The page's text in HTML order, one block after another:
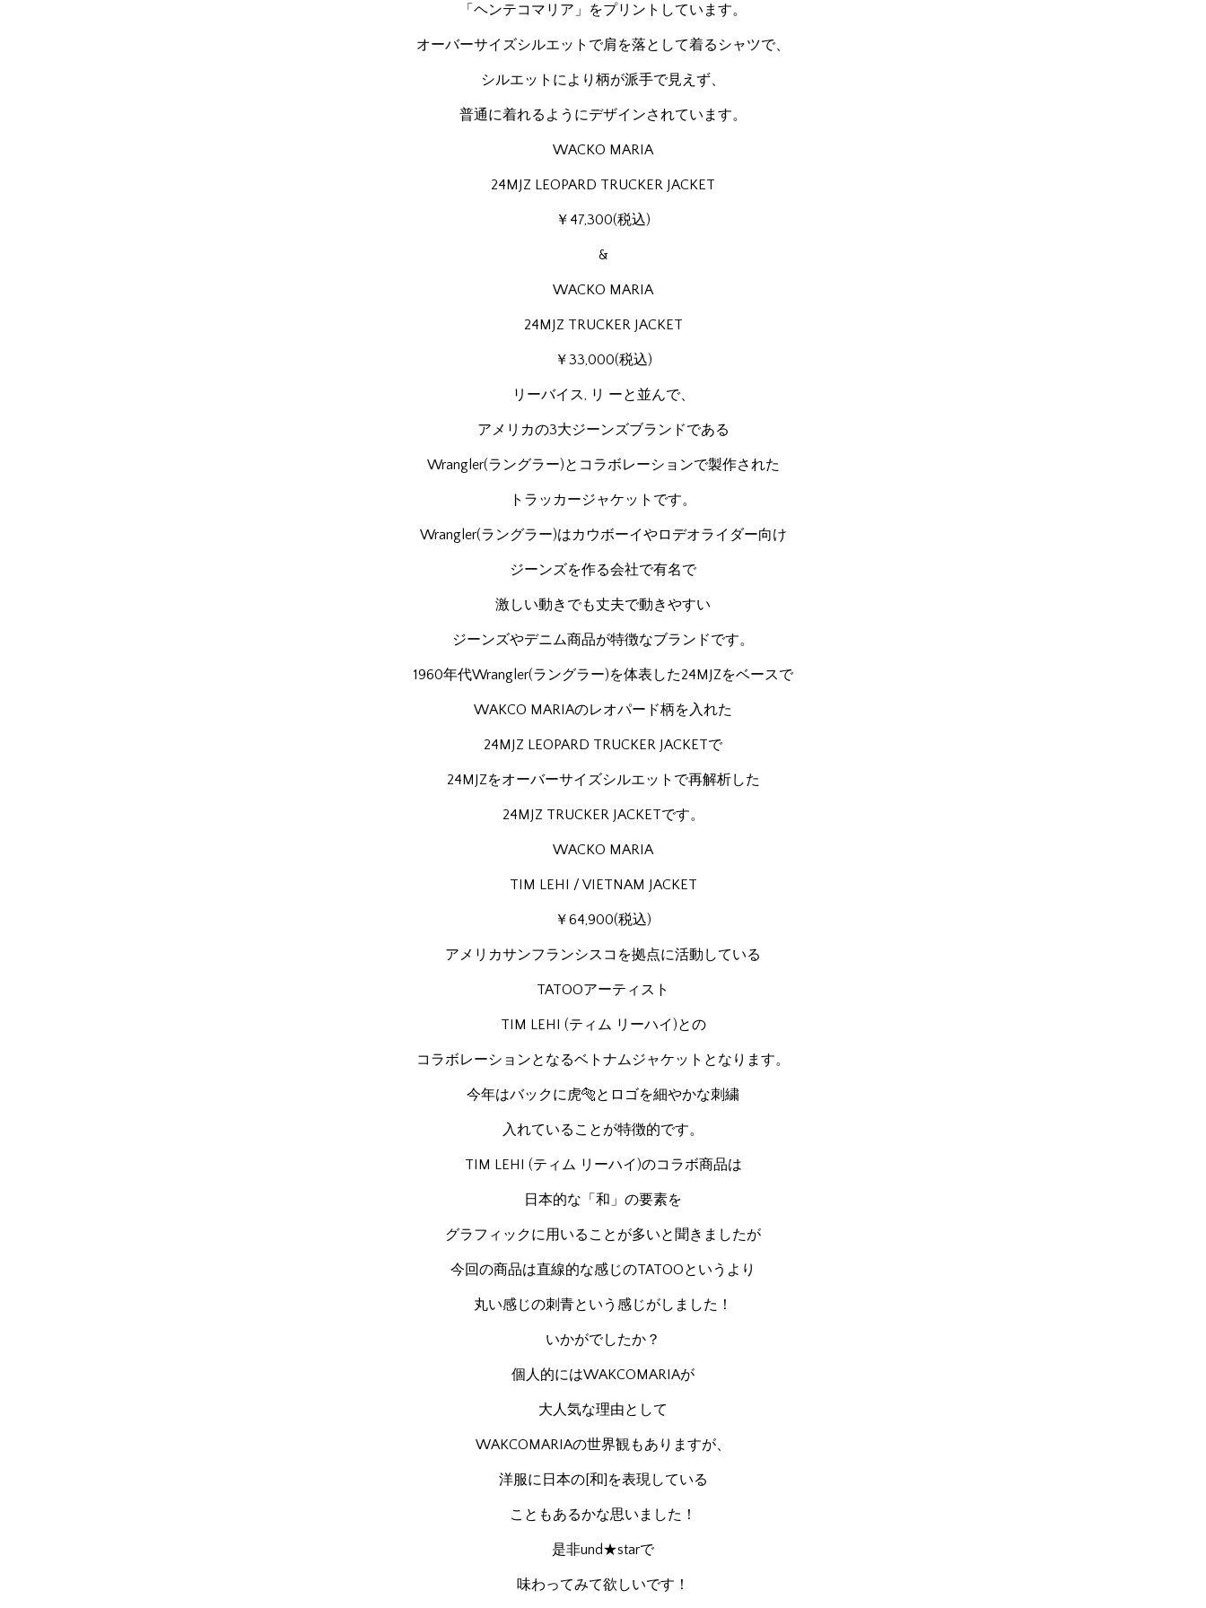
「ヘンテコマリア」をプリントしています。
オーバーサイズシルエットで肩を落として着るシャツで、
シルエットにより柄が派手で見えず、
普通に着れるようにデザインされています。
WACKO MARIA
24MJZ LEOPARD TRUCKER JACKET
￥47,300(税込)
&
WACKO MARIA
24MJZ TRUCKER JACKET
￥33,000(税込)
リーバイス, リ ーと並んで、
アメリカの3大ジーンズブランドである
Wrangler(ラングラー)とコラボレーションで製作された
トラッカージャケットです。
Wrangler(ラングラー)はカウボーイやロデオライダー向け
ジーンズを作る会社で有名で
激しい動きでも丈夫で動きやすい
ジーンズやデニム商品が特徴なブランドです。
1960年代Wrangler(ラングラー)を体表した24MJZをベースで
WAKCO MARIAのレオパード柄を入れた
24MJZ LEOPARD TRUCKER JACKETで
24MJZをオーバーサイズシルエットで再解析した
24MJZ TRUCKER JACKETです。
WACKO MARIA
TIM LEHI / VIETNAM JACKET
￥64,900(税込)
アメリカサンフランシスコを拠点に活動している
TATOOアーティスト
TIM LEHI (ティム リーハイ)との
コラボレーションとなるベトナムジャケットとなります。
今年はバックに虎🐅とロゴを細やかな刺繍
入れていることが特徴的です。
TIM LEHI (ティム リーハイ)のコラボ商品は
日本的な「和」の要素を
グラフィックに用いることが多いと聞きましたが
今回の商品は直線的な感じのTATOOというより
丸い感じの刺青という感じがしました！
いかがでしたか？
個人的にはWAKCOMARIAが
大人気な理由として
WAKCOMARIAの世界観もありますが、
洋服に日本の[和]を表現している
こともあるかな思いました！
是非und★starで
味わってみて欲しいです！